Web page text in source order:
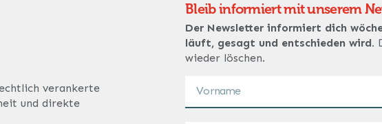
verankerte
und direkte
Bleib informiert mit unserem
Der Newsletter informiert dich
läuft, gesagt und entschieden wird.
wieder löschen.